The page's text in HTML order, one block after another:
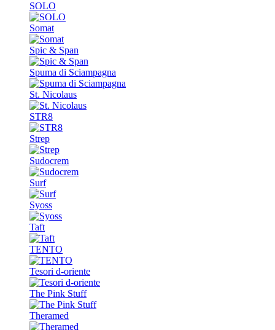
SOLO
Somat
Spic & Span
Spuma di Sciampagna
St. Nicolaus
STR8
Strep
Sudocrem
Surf
Syoss
Taft
TENTO
Tesori d-oriente
The Pink Stuff
Theramed